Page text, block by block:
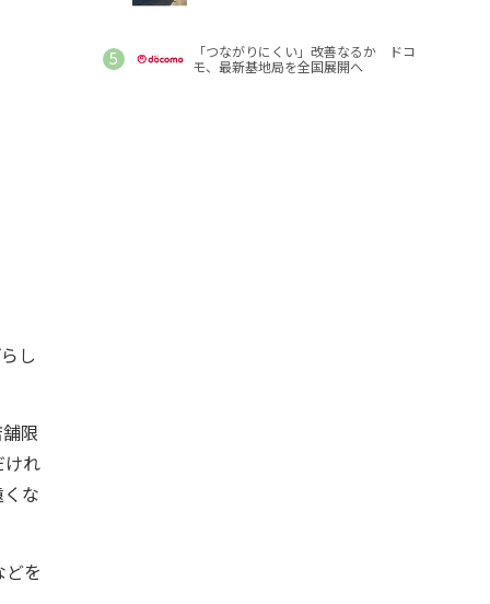
し
限
れ
な
を
「つながりにくい」改善なるか ドコ
モ、最新基地局を全国展開へ